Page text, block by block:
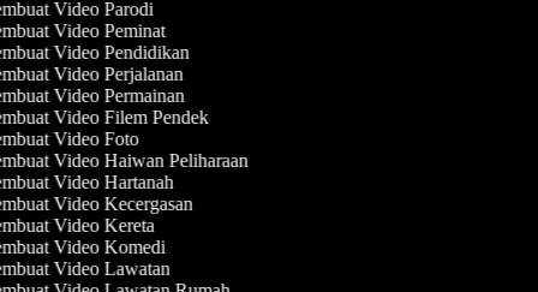
Video Parodi
Video Peminat
Video Pendidikan
Video Perjalanan
Video Permainan
Video Filem Pendek
Video Foto
Video Haiwan Peliharaan
Video Hartanah
Video Kecergasan
Video Kereta
Video Komedi
Video Lawatan